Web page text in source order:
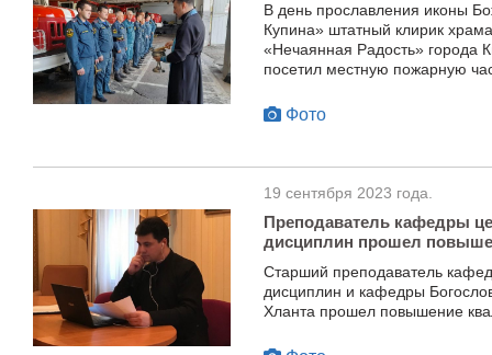
В день прославления иконы
Купина» штатный клирик
«Нечаянная Радость» города
посетил местную пожарную
Фото
19 сентября 2023 года.
Преподаватель кафедры
дисциплин прошел
Старший преподаватель
дисциплин и кафедры
Хланта прошел повышение